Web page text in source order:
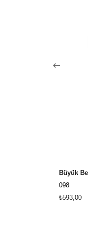
098
₺593,00